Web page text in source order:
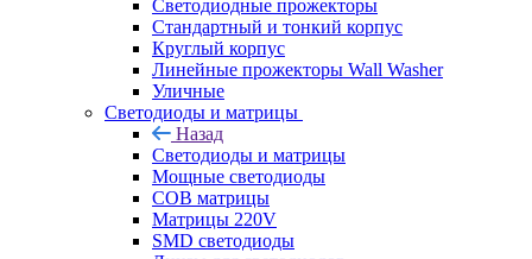
Светодиодные прожекторы
Стандартный и тонкий корпус
Круглый корпус
Линейные прожекторы Wall Washer
Уличные
Светодиоды и матрицы
Назад
Светодиоды и матрицы
Мощные светодиоды
COB матрицы
Матрицы 220V
SMD светодиоды